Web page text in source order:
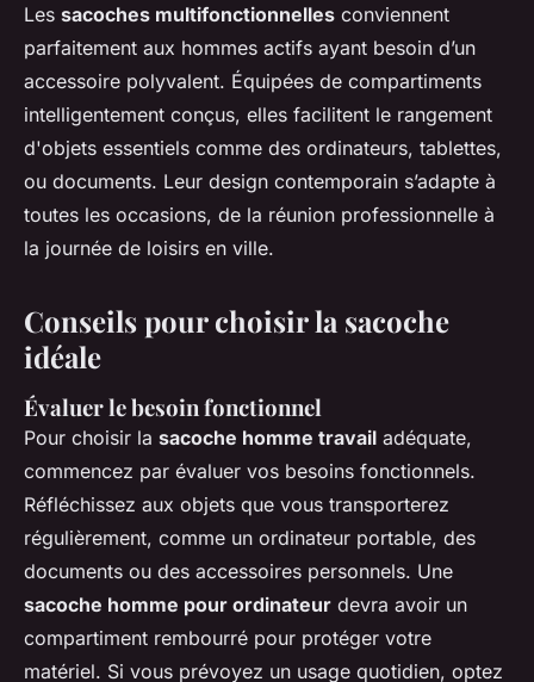
Les sacoches multifonctionnelles conviennent
parfaitement aux hommes actifs ayant besoin d’un
accessoire polyvalent. Équipées de compartiments
intelligentement conçus, elles facilitent le rangement
d'objets essentiels comme des ordinateurs, tablettes,
ou documents. Leur design contemporain s’adapte à
toutes les occasions, de la réunion professionnelle à
la journée de loisirs en ville.
Conseils pour choisir la sacoche
idéale
Évaluer le besoin fonctionnel
Pour choisir la sacoche homme travail adéquate,
commencez par évaluer vos besoins fonctionnels.
Réfléchissez aux objets que vous transporterez
régulièrement, comme un ordinateur portable, des
documents ou des accessoires personnels. Une
sacoche homme pour ordinateur devra avoir un
compartiment rembourré pour protéger votre
matériel. Si vous prévoyez un usage quotidien, optez